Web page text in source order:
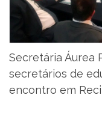
Secretária Áurea
secretários de
encontro em